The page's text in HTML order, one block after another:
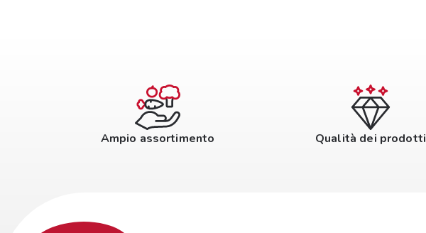
Ampio assortimento Qualità dei prodotti